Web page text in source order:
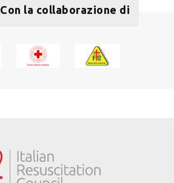
Con la collaborazione di